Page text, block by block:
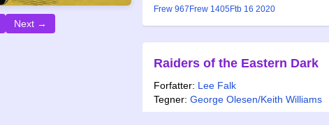
Next →
Frew 967 Frew 1405Ftb 16 2020
Raiders of the Eastern Dark
Forfatter: Lee Falk
Tegner: George Olesen/Keith Williams